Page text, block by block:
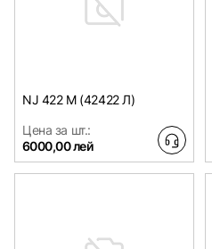
NJ 422 M (42422 Л)
Цена за шт.:
6000,00 лей